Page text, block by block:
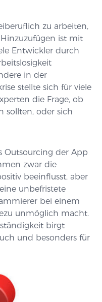
zu arbeiten,
ist mit
Entwickler durch
in der
stellte sich für viele
die Frage, ob
sollten, oder sich
Outsourcing der App
zwar die
beeinflusst, aber
unbefristete
bei einem
unmöglich macht.
birgt
und besonders für